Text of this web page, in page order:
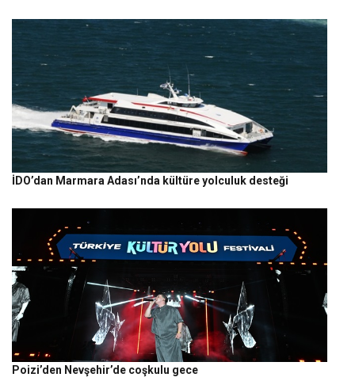
İDO’dan Marmara Adası’nda kültüre yolculuk desteği
Poizi’den Nevşehir’de coşkulu gece